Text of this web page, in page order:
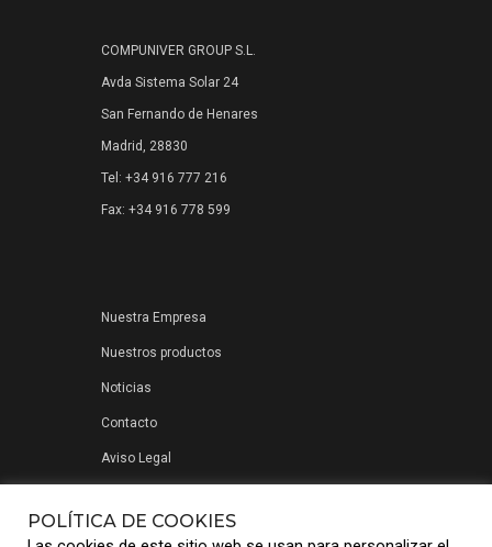
COMPUNIVER GROUP S.L.
Avda Sistema Solar 24
San Fernando de Henares
Madrid, 28830
Tel: +34 916 777 216
Fax: +34 916 778 599
Nuestra Empresa
Nuestros productos
Noticias
Contacto
Aviso Legal
POLÍTICA DE COOKIES